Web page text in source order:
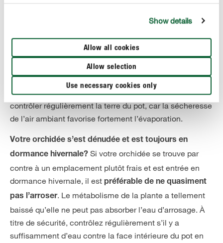
Show details
Allow all cookies
Allow selection
Use necessary cookies only
Votre orchidée a conservé ses fleurs?Quelques
orchidées telles que le phalaenopsis peuvent aussi
fleurir durant la saison froide. L’arrosage peut être alors
comme en étéet il est même possible de
poursuivre les fertilisations. C’est surtout si la plante est
installée au-dessus d’un chauffage qu’il est conseillé de
contrôler régulièrement la terre du pot, car la sécheresse
de l’air ambiant favorise fortement l’évaporation.
Votre orchidée s’est dénudée et est toujours en
dormance hivernale? Si votre orchidée se trouve par
contre à un emplacement plutôt frais et est entrée en
dormance hivernale, il est préférable de ne quasiment
pas l’arroser. Le métabolisme de la plante a tellement
baissé qu’elle ne peut pas absorber l’eau d’arrosage. À
titre de sécurité, contrôlez régulièrement s’il y a
suffisamment d’eau contre la face intérieure du pot en